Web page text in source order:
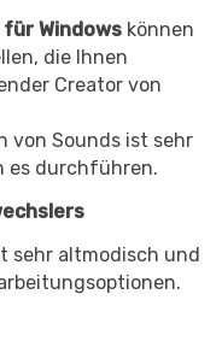
Windows können
die Ihnen
Creator von
von Sounds ist sehr
es durchführen.
sehr altmodisch und